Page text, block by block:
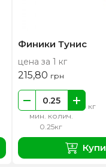
Финики Тунис
цена за 1 кг
215,80 грн
мин. колич.
0.25кг
кг